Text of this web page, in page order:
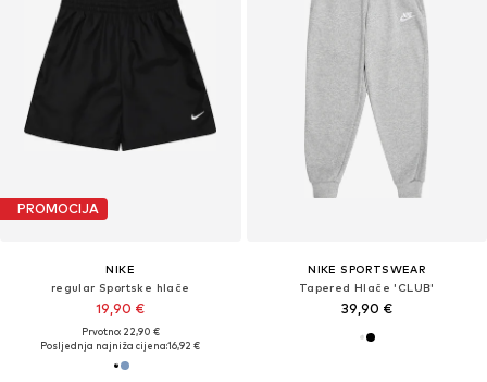
PROMOCIJA
NIKE
regular Sportske hlače
19,90 €
Prvotno: 22,90 €
Posljednja najniža cijena:16,92 €
NIKE SPORTSWEAR
Tapered Hlače 'CLUB'
39,90 €